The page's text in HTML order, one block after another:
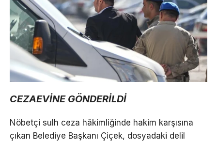
CEZAEVİNE GÖNDERİLDİ
Nöbetçi sulh ceza hâkimliğinde hakim karşısına
çıkan Belediye Başkanı Çiçek, dosyadaki delil